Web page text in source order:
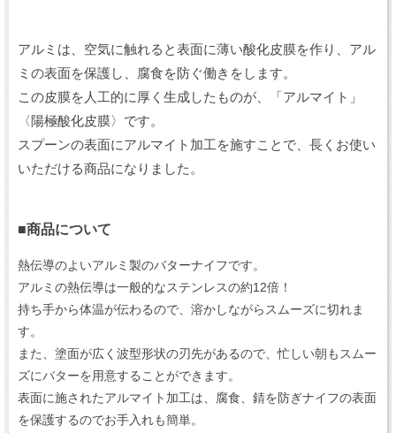
アルミは、空気に触れると表面に薄い酸化皮膜を作り、アル
ミの表面を保護し、腐食を防ぐ働きをします。
この皮膜を人工的に厚く生成したものが、「アルマイト」
〈陽極酸化皮膜〉です。
スプーンの表面にアルマイト加工を施すことで、長くお使い
いただける商品になりました。
■商品について
熱伝導のよいアルミ製のバターナイフです。
アルミの熱伝導は一般的なステンレスの約12倍！
持ち手から体温が伝わるので、溶かしながらスムーズに切れま
す。
また、塗面が広く波型形状の刃先があるので、忙しい朝もスムー
ズにバターを用意することができます。
表面に施されたアルマイト加工は、腐食、錆を防ぎナイフの表面
を保護するのでお手入れも簡単。